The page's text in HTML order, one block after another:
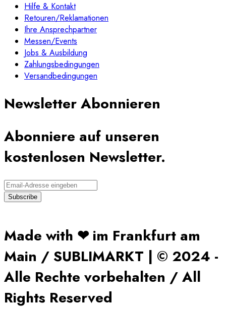
Hilfe & Kontakt
Retouren/Reklamationen
Ihre Ansprechpartner
Messen/Events
Jobs & Ausbildung
Zahlungsbedingungen
Versandbedingungen
Newsletter Abonnieren
Abonniere auf unseren
kostenlosen Newsletter.
Made with ❤ im Frankfurt am
Main / SUBLIMARKT | © 2024 -
Alle Rechte vorbehalten / All
Rights Reserved